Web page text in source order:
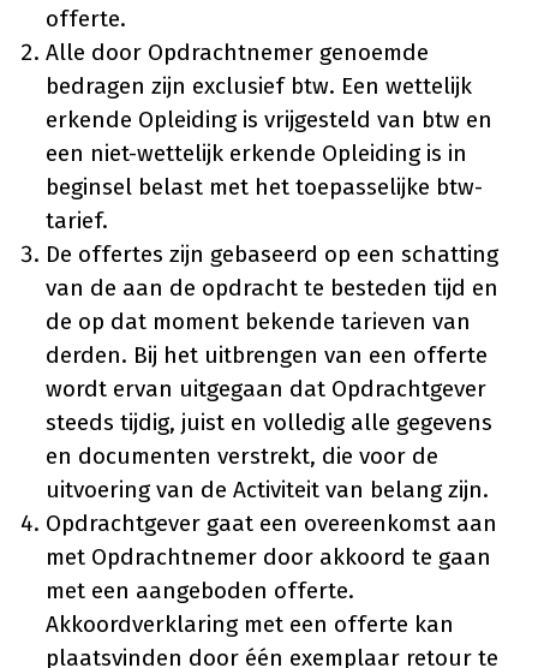
offerte.
Alle door Opdrachtnemer genoemde
bedragen zijn exclusief btw. Een wettelijk
erkende Opleiding is vrijgesteld van btw en
een niet-wettelijk erkende Opleiding is in
beginsel belast met het toepasselijke btw-
tarief.
De offertes zijn gebaseerd op een schatting
van de aan de opdracht te besteden tijd en
de op dat moment bekende tarieven van
derden. Bij het uitbrengen van een offerte
wordt ervan uitgegaan dat Opdrachtgever
steeds tijdig, juist en volledig alle gegevens
en documenten verstrekt, die voor de
uitvoering van de Activiteit van belang zijn.
Opdrachtgever gaat een overeenkomst aan
met Opdrachtnemer door akkoord te gaan
met een aangeboden offerte.
Akkoordverklaring met een offerte kan
plaatsvinden door één exemplaar retour te